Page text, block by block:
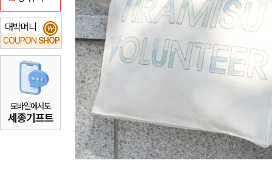
대박머니
COUPON SHOP
₩
모바일에서도
세종기프트